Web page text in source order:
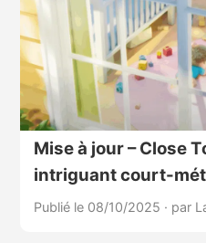
Mise à jour – Close
intriguant court-
Publié le 08/10/2025 · par